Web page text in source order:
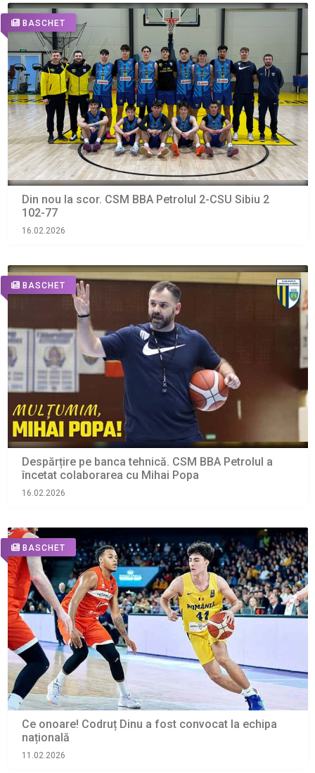
BASCHET
Din nou la scor. CSM BBA Petrolul 2-CSU Sibiu 2
102-77
16.02.2026
BASCHET
Despărțire pe banca tehnică. CSM BBA Petrolul a
încetat colaborarea cu Mihai Popa
16.02.2026
BASCHET
Ce onoare! Codruț Dinu a fost convocat la echipa
națională
11.02.2026